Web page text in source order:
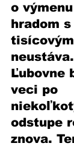
o
hradom s
Ľubovne
veci po
odstupe
znova.